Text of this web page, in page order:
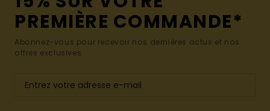
PREMIÈRE COMMANDE*
Abonnez-vous pour recevoir nos dernières actus et nos
offres exclusives.